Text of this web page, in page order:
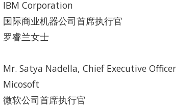
IBM Corporation
国际商业机器公司首席执行官
罗睿兰女士
Mr. Satya Nadella, Chief Executive Officer
Micosoft
微软公司首席执行官